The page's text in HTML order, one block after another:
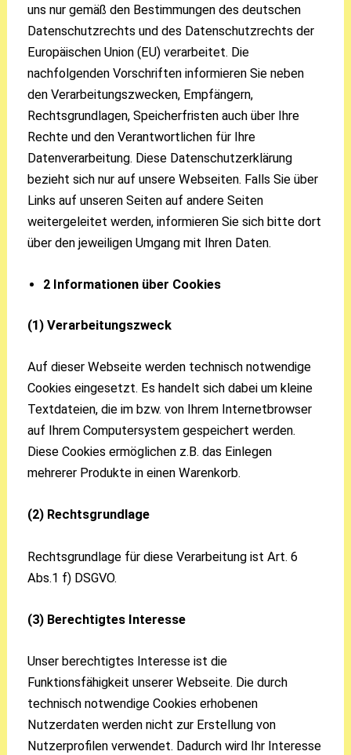
uns nur gemäß den Bestimmungen des deutschen
Datenschutzrechts und des Datenschutzrechts der
Europäischen Union (EU) verarbeitet. Die
nachfolgenden Vorschriften informieren Sie neben
den Verarbeitungszwecken, Empfängern,
Rechtsgrundlagen, Speicherfristen auch über Ihre
Rechte und den Verantwortlichen für Ihre
Datenverarbeitung. Diese Datenschutzerklärung
bezieht sich nur auf unsere Webseiten. Falls Sie über
Links auf unseren Seiten auf andere Seiten
weitergeleitet werden, informieren Sie sich bitte dort
über den jeweiligen Umgang mit Ihren Daten.
2 Informationen über Cookies
(1) Verarbeitungszweck
Auf dieser Webseite werden technisch notwendige
Cookies eingesetzt. Es handelt sich dabei um kleine
Textdateien, die im bzw. von Ihrem Internetbrowser
auf Ihrem Computersystem gespeichert werden.
Diese Cookies ermöglichen z.B. das Einlegen
mehrerer Produkte in einen Warenkorb.
(2) Rechtsgrundlage
Rechtsgrundlage für diese Verarbeitung ist Art. 6
Abs.1 f) DSGVO.
(3) Berechtigtes Interesse
Unser berechtigtes Interesse ist die
Funktionsfähigkeit unserer Webseite. Die durch
technisch notwendige Cookies erhobenen
Nutzerdaten werden nicht zur Erstellung von
Nutzerprofilen verwendet. Dadurch wird Ihr Interesse